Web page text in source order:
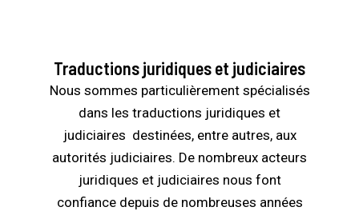
Traductions juridiques et judiciaires
Nous sommes particulièrement spécialisés
dans les traductions juridiques et
judiciaires destinées, entre autres, aux
autorités judiciaires. De nombreux acteurs
juridiques et judiciaires nous font
confiance depuis de nombreuses années